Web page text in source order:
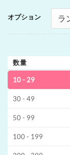
オプション
数量
10 - 29
30 - 49
50 - 99
100 - 199